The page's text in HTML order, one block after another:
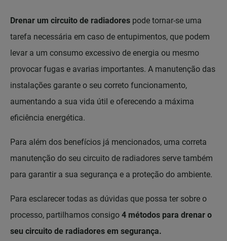
Drenar um circuito de radiadores pode tornar-se uma
tarefa necessária em caso de entupimentos, que podem
levar a um consumo excessivo de energia ou mesmo
provocar fugas e avarias importantes. A manutenção das
instalações garante o seu correto funcionamento,
aumentando a sua vida útil e oferecendo a máxima
eficiência energética.
Para além dos benefícios já mencionados, uma correta
manutenção do seu circuito de radiadores serve também
para garantir a sua segurança e a proteção do ambiente.
Para esclarecer todas as dúvidas que possa ter sobre o
processo, partilhamos consigo 4 métodos para drenar o
seu circuito de radiadores em segurança.